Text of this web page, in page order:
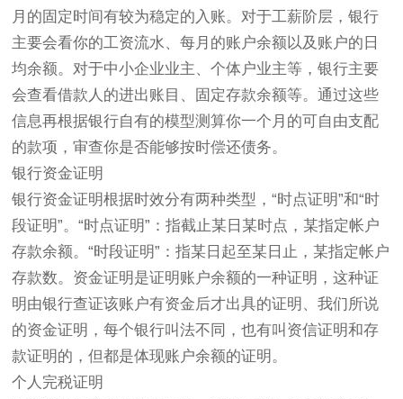
月的固定时间有较为稳定的入账。对于工薪阶层，银行
主要会看你的工资流水、每月的账户余额以及账户的日
均余额。对于中小企业业主、个体户业主等，银行主要
会查看借款人的进出账目、固定存款余额等。通过这些
信息再根据银行自有的模型测算你一个月的可自由支配
的款项，审查你是否能够按时偿还债务。
银行资金证明
银行资金证明根据时效分有两种类型，“时点证明”和“时
段证明”。“时点证明”：指截止某日某时点，某指定帐户
存款余额。“时段证明”：指某日起至某日止，某指定帐户
存款数。资金证明是证明账户余额的一种证明，这种证
明由银行查证该账户有资金后才出具的证明、我们所说
的资金证明，每个银行叫法不同，也有叫资信证明和存
款证明的，但都是体现账户余额的证明。
个人完税证明